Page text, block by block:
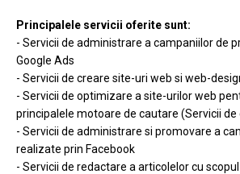
Principalele servicii oferite sunt:
- Servicii de administrare a campaniilor de
Google Ads
- Servicii de creare site-uri web si web-
- Servicii de optimizare a site-urilor web
principalele motoare de cautare (Servicii de
- Servicii de administrare si promovare a
realizate prin Facebook
- Servicii de redactare a articolelor cu